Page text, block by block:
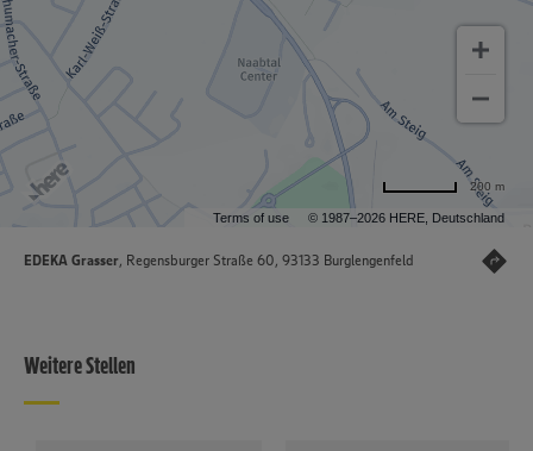
Terms of use © 1987–2026 HERE, Deutschland
200 m
EDEKA Grasser, Regensburger Straße 60, 93133 Burglengenfeld
Weitere Stellen